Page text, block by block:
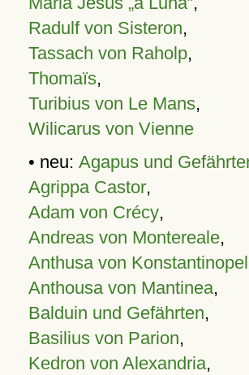
Radulf von Sisteron,
Tassach von Raholp,
Thomaïs,
Turibius von Le Mans,
Wilicarus von Vienne
• neu: Agapus und
Agrippa Castor,
Adam von Crécy,
Andreas von Montereale,
Anthusa von Konstantinopel
Anthousa von Mantinea,
Balduin und Gefährten,
Basilius von Parion,
Kedron von Alexandria,